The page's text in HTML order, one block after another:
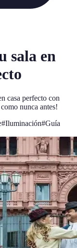
sala en
casa perfecto con
nunca antes!
#Iluminación#Guía